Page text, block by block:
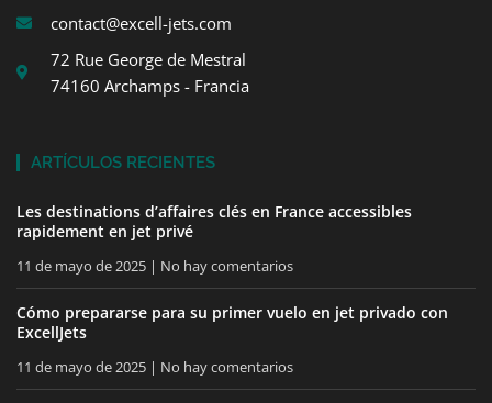
contact@excell-jets.com
72 Rue George de Mestral
74160 Archamps - Francia
ARTÍCULOS RECIENTES
Les destinations d’affaires clés en France accessibles
rapidement en jet privé
11 de mayo de 2025 No hay comentarios
Cómo prepararse para su primer vuelo en jet privado con
ExcellJets
11 de mayo de 2025 No hay comentarios